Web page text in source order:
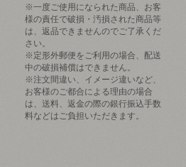
※一度ご使用になられた商品、お客
様の責任で破損・汚損された商品等
は、返品できませんのでご了承くだ
さい。
※定形外郵便をご利用の場合、配送
中の破損補償はできません。
※注文間違い、イメージ違いなど、
お客様のご都合による理由の場合
は、送料、返金の際の銀行振込手数
料などはご負担いただきます。